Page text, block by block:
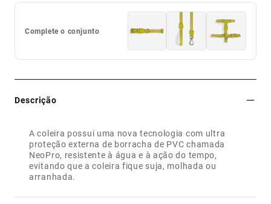
Complete o conjunto
Descrição
A coleira possui uma nova tecnologia com ultra
proteção externa de borracha de PVC chamada
NeoPro, resistente à água e à ação do tempo,
evitando que a coleira fique suja, molhada ou
arranhada.